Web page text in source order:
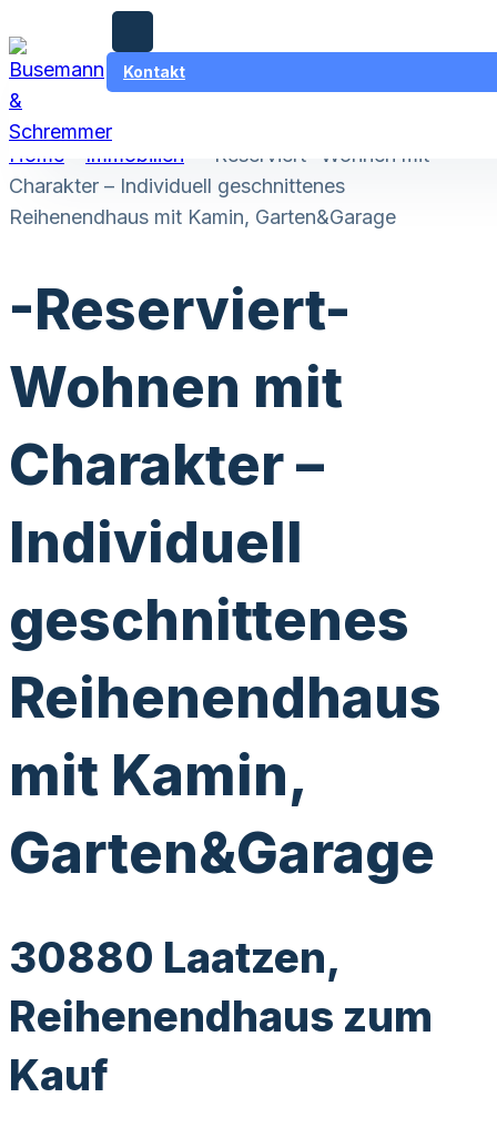
Wichtige Informationen für Hauskäufer & Eigentümer am 8. August
2026!
Kontakt
Home Immobilien
-Reserviert- Wohnen mit
Charakter – Individuell geschnittenes
Reihenendhaus mit Kamin, Garten&Garage
-Reserviert-
Wohnen mit
Charakter –
Individuell
geschnittenes
Reihenendhaus
mit Kamin,
Garten&Garage
30880 Laatzen,
Reihenendhaus zum
Kauf